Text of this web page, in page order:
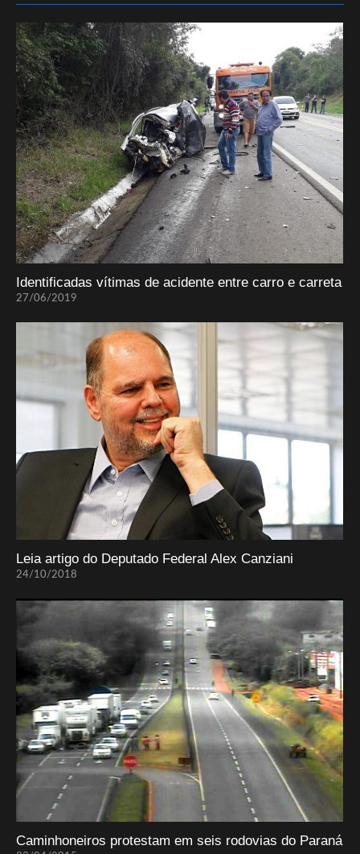
Identificadas vítimas de acidente entre carro e carreta
27/06/2019
Leia artigo do Deputado Federal Alex Canziani
24/10/2018
Caminhoneiros protestam em seis rodovias do Paraná